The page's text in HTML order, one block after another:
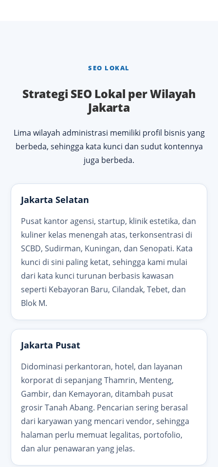
SEO LOKAL
Strategi SEO Lokal per Wilayah
Jakarta
Lima wilayah administrasi memiliki profil bisnis yang
berbeda, sehingga kata kunci dan sudut kontennya
juga berbeda.
Jakarta Selatan
Pusat kantor agensi, startup, klinik estetika, dan
kuliner kelas menengah atas, terkonsentrasi di
SCBD, Sudirman, Kuningan, dan Senopati. Kata
kunci di sini paling ketat, sehingga kami mulai
dari kata kunci turunan berbasis kawasan
seperti Kebayoran Baru, Cilandak, Tebet, dan
Blok M.
Jakarta Pusat
Didominasi perkantoran, hotel, dan layanan
korporat di sepanjang Thamrin, Menteng,
Gambir, dan Kemayoran, ditambah pusat
grosir Tanah Abang. Pencarian sering berasal
dari karyawan yang mencari vendor, sehingga
halaman perlu memuat legalitas, portofolio,
dan alur penawaran yang jelas.